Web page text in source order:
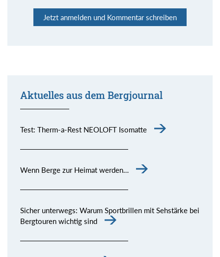
Jetzt anmelden und Kommentar schreiben
Aktuelles aus dem Bergjournal
Test: Therm-a-Rest NEOLOFT Isomatte
Wenn Berge zur Heimat werden…
Sicher unterwegs: Warum Sportbrillen mit Sehstärke bei
Bergtouren wichtig sind